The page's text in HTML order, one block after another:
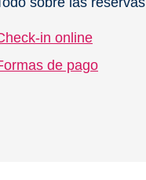
in online
de pago